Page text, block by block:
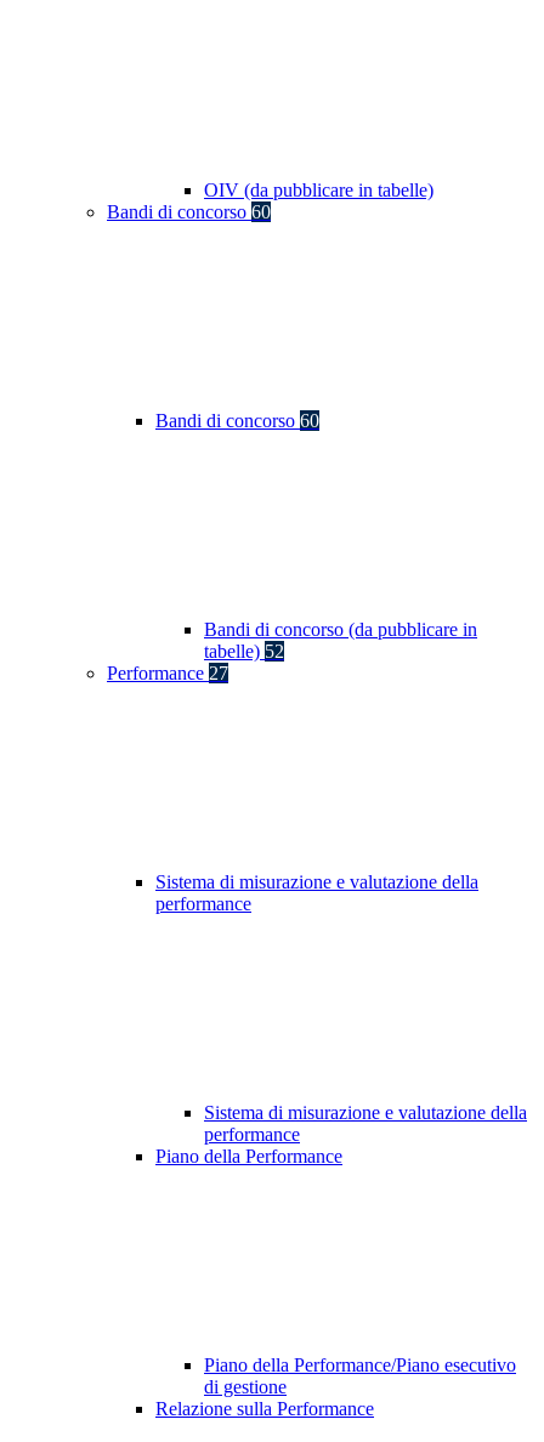
OIV (da pubblicare in tabelle)
Bandi di concorso 60
Bandi di concorso 60
Bandi di concorso (da pubblicare in
tabelle) 52
Performance 27
Sistema di misurazione e valutazione della
performance
Sistema di misurazione e valutazione della
performance
Piano della Performance
Piano della Performance/Piano esecutivo
di gestione
Relazione sulla Performance